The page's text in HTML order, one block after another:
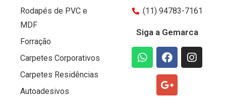
Rodapés de PVC e
MDF
Forração
Carpetes Corporativos
Carpetes Residências
Autoadesivos
(11) 94783-7161
Siga a Gemarca